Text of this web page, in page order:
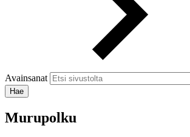
Avainsanat
Murupolku